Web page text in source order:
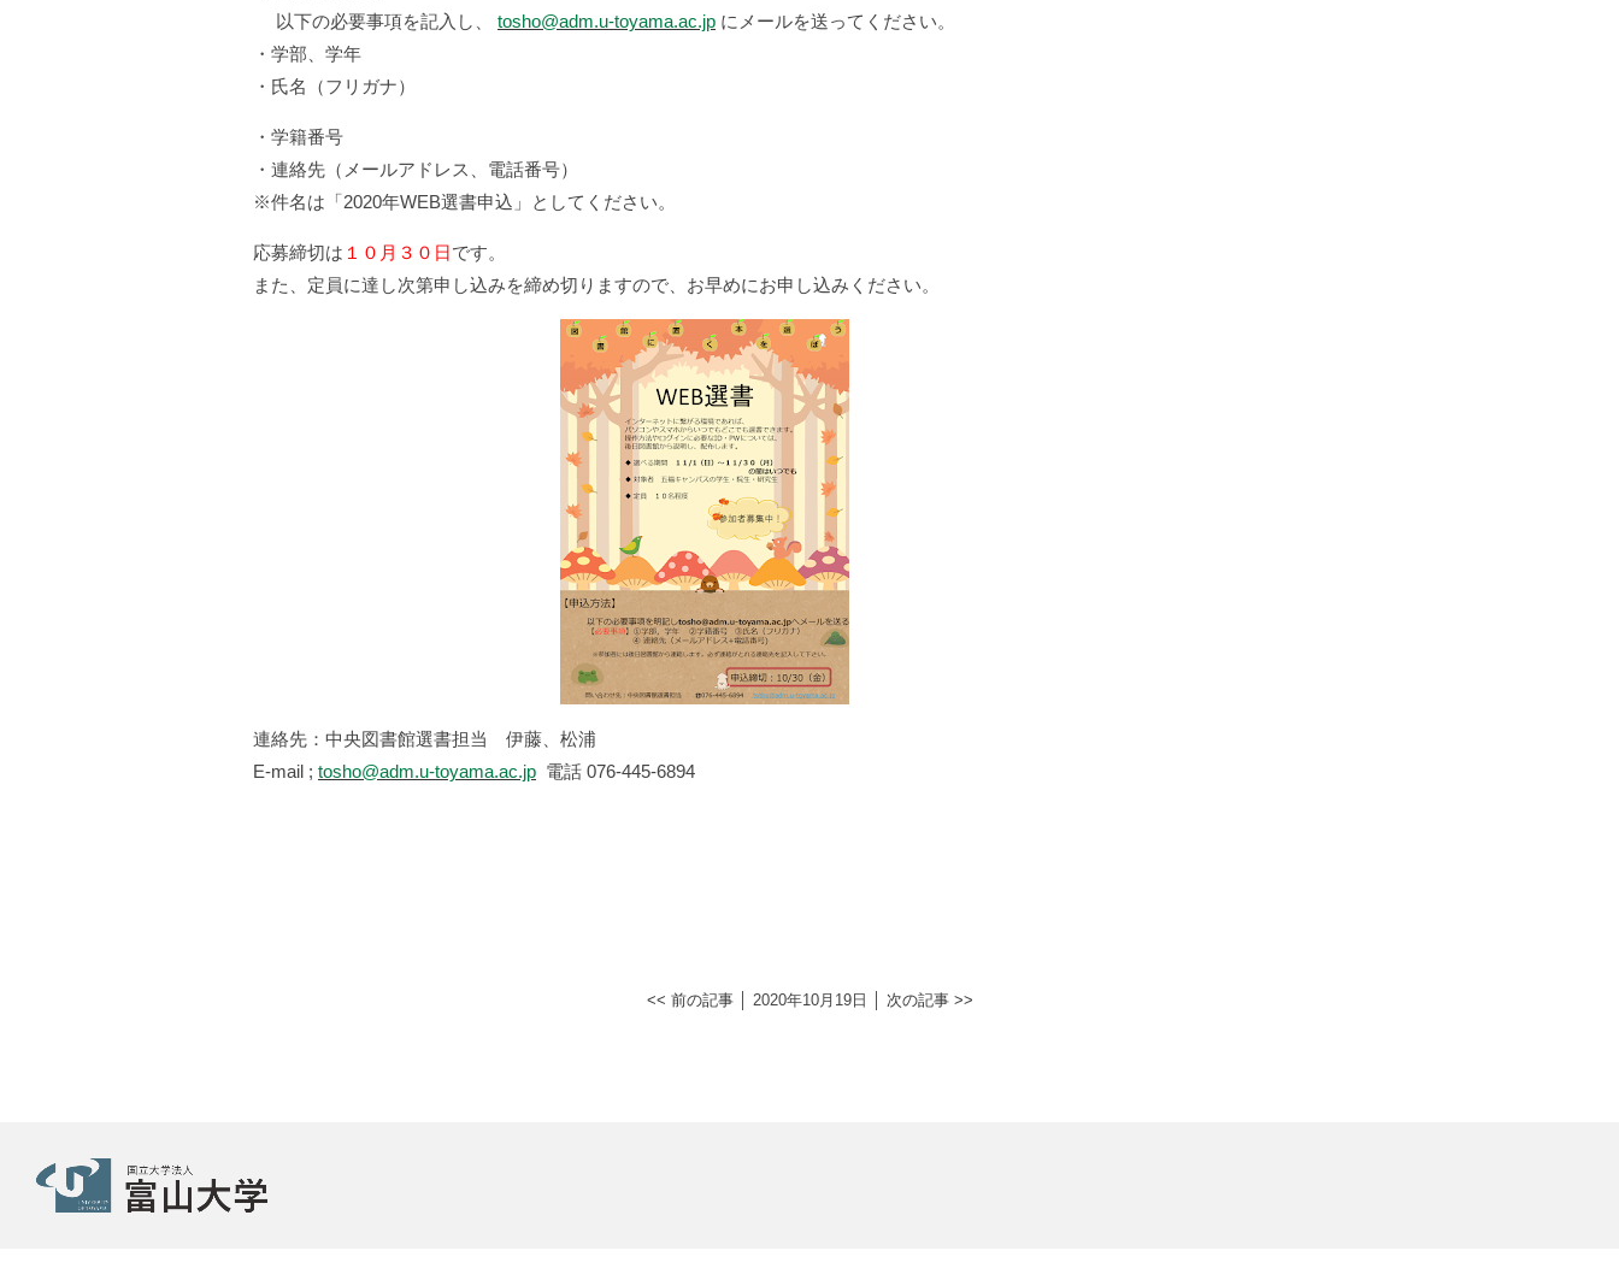
以下の必要事項を記入し、 tosho@adm.u-toyama.ac.jp にメールを送ってください。
・学部、学年
・氏名（フリガナ）
・学籍番号
・連絡先（メールアドレス、電話番号）
※件名は「2020年WEB選書申込」としてください。
応募締切は １０月３０日です。
また、定員に達し次第申し込みを締め切りますので、お早めにお申し込みください。
連絡先：中央図書館選書担当 伊藤、松浦
E-mail ; tosho@adm.u-toyama.ac.jp 電話 076-445-6894
<< 前の記事│ 2020年10月19日 │ 次の記事 >>